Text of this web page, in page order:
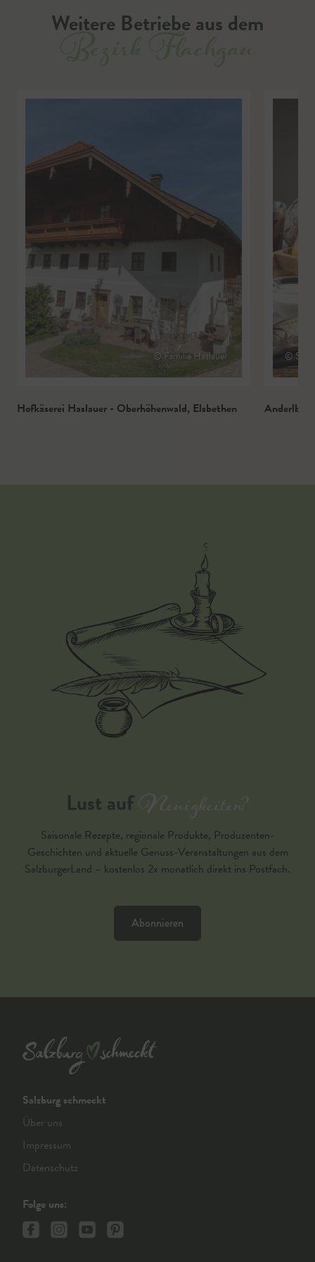
Weitere Betriebe aus dem
Bezirk Flachgau
© Familie Haslauer
Hofkäserei Haslauer - Oberhöhenwald, Elsbethen
©
Lust aufNeuigkeiten?
Saisonale Rezepte, regionale Produkte, Produzenten-
Geschichten und aktuelle Genuss-Veranstaltungen aus dem
SalzburgerLand – kostenlos 2x monatlich direkt ins Postfach.
Abonnieren
Salzburg schmeckt
Über uns
Impressum
Datenschutz
Folge uns: